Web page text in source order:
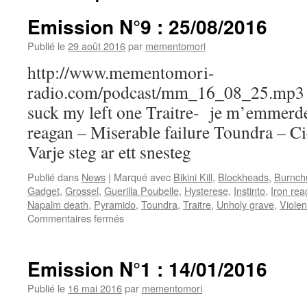
contenu
Emission N°9 : 25/08/2016
Publié le29 août 2016par mementomori
http://www.mementomori-
radio.com/podcast/
suck my left one Traitre- je
reagan – Miserable failure Toundra –
Varje steg ar ett snesteg
Publié dans News | Marqué avec Bikini Kill, Blockheads,
Gadget, Grossel, Guerilla Poubelle, Hysterese, Instinto, Iron
Napalm death, Pyramido, Toundra, Traitre, Unholy grave,
Commentaires ferméssur
25/08/2016
Emission N°1 : 14/01/2016
Publié le 16 mai 2016par mementomori